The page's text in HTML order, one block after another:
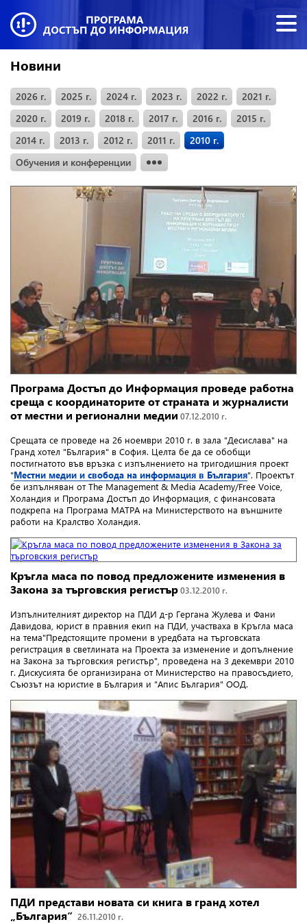
Новини
2026 г. 2025 г. 2024 г. 2023 г. 2022 г.
2021 г.
2020 г.
2019 г. 2018 г. 2017 г. 2016 г.
2015 г.
2014 г.
2013 г. 2012 г. 2011 г.
2010 г.
Обучения и конференции
Програма Достъп до Информация проведе работна
среща с координаторите от страната и журналисти
от местни и регионални медии 07.12.2010 г.
Срещата се проведе на 26 ноември 2010 г. в зала "Десислава" на
Гранд хотел "България" в София. Целта бе да се обобщи
постигнатото във връзка с изпълнението на тригодишния проект
"Местни медии и свобода на информация в България". Проектът
бе изпълняван от The Management & Media Academy/Free Voice,
Холандия и Програма Достъп до Информация, с финансовата
подкрепа на Програма МАТРА на Министерството на външните
работи на Кралство Холандия.
Кръгла маса по повод предложените изменения в
Закона за търговския регистър 03.12.2010 г.
Изпълнителният директор на ПДИ д-р Гергана Жулева и Фани
Давидова, юрист в правния екип на ПДИ, участваха в Кръгла маса
на тема"Предстоящите промени в уредбата на търговската
регистрация в светлината на Проекта за изменение и допълнение
на Закона за търговския регистър", проведена на 3 декември 2010
г. Дискусията бе организирана от Министерство на правосъдието,
Съюзът на юристие в България и "Апис България" ООД.
ПДИ представи новата си книга в гранд хотел
„България“ 26.11.2010 г.